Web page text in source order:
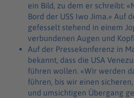
ein Bild, zu dem er schreibt:
Bord der USS Iwo Jima.» Auf
gefesselt stehend in einem
verbundenen Augen und
Auf der Pressekonferenz in
bekannt, dass die USA
führen wollen. «Wir werden
führen, bis wir einen
und umsichtigen Übergang